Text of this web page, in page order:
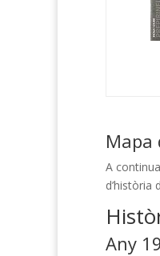
Mapa
A
d’història
Any